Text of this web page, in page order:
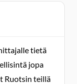
tietä
jopa
Ruotsin teillä